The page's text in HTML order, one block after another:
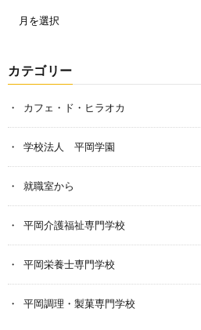
カテゴリー
カフェ・ド・ヒラオカ
学校法人 平岡学園
就職室から
平岡介護福祉専門学校
平岡栄養士専門学校
平岡調理・製菓専門学校